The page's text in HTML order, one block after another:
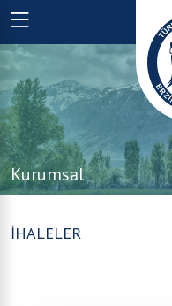
Kurumsal
İHALELER